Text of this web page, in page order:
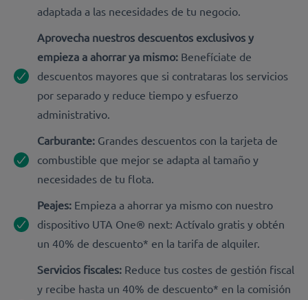
adaptada a las necesidades de tu negocio.
Aprovecha nuestros descuentos exclusivos y
empieza a ahorrar ya mismo: Benefíciate de
descuentos mayores que si contrataras los servicios
por separado y reduce tiempo y esfuerzo
administrativo.
Carburante: Grandes descuentos con la tarjeta de
combustible que mejor se adapta al tamaño y
necesidades de tu flota.
Peajes: Empieza a ahorrar ya mismo con nuestro
dispositivo UTA One® next: Actívalo gratis y obtén
un 40% de descuento* en la tarifa de alquiler.
Servicios fiscales: Reduce tus costes de gestión fiscal
y recibe hasta un 40% de descuento* en la comisión